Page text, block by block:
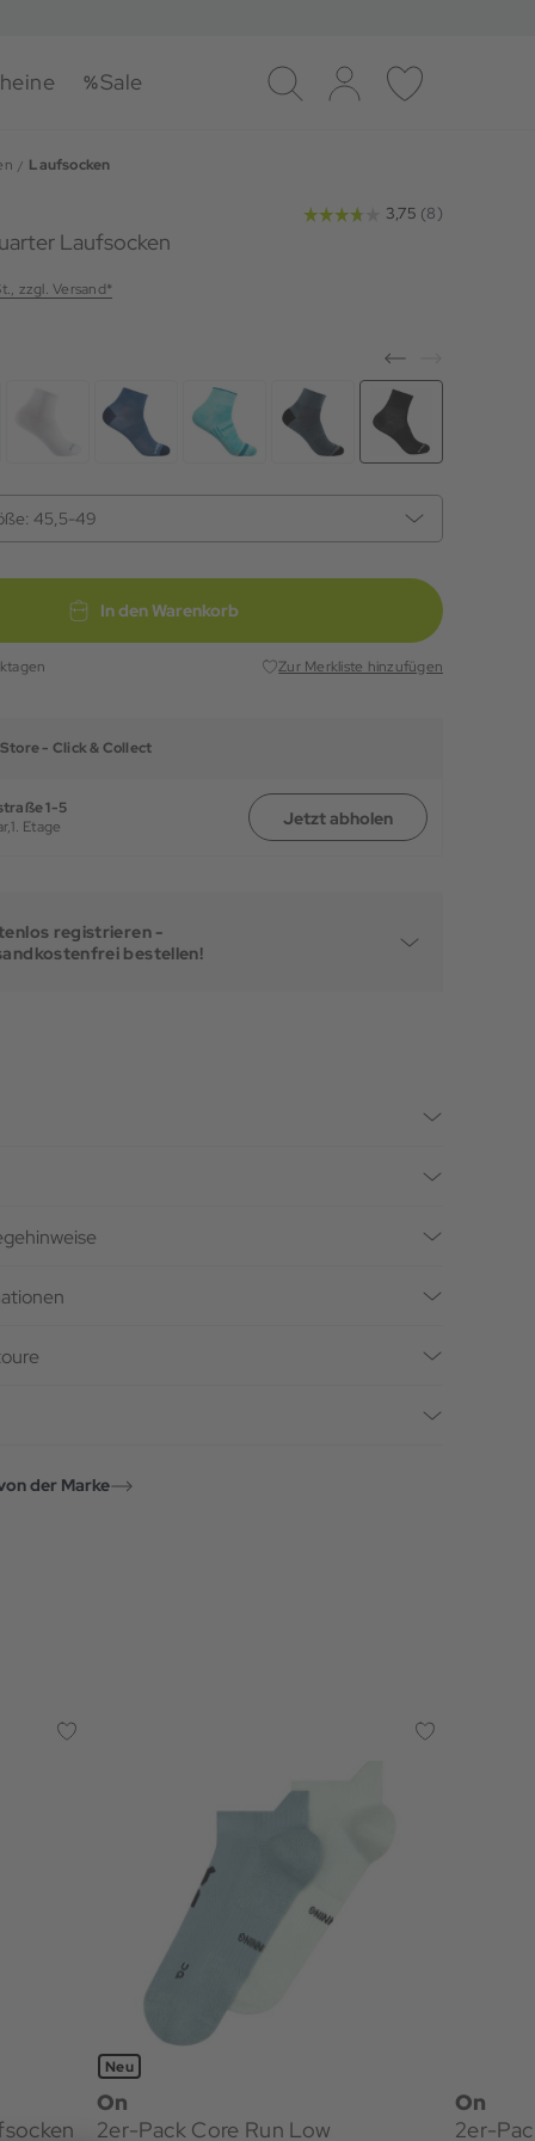
Sale
Suche Log-in Merkliste
Laufsocken
Laufsocken
zzgl. Versand*
45,5-49
In den Warenkorb
Zur Merkliste hinzufügen
- Click & Collect
1-5
1. Etage Jetzt abholen
registrieren -
bestellen!
der Marke
Neu
On
2er-Pack Core Run Low
On
2er-